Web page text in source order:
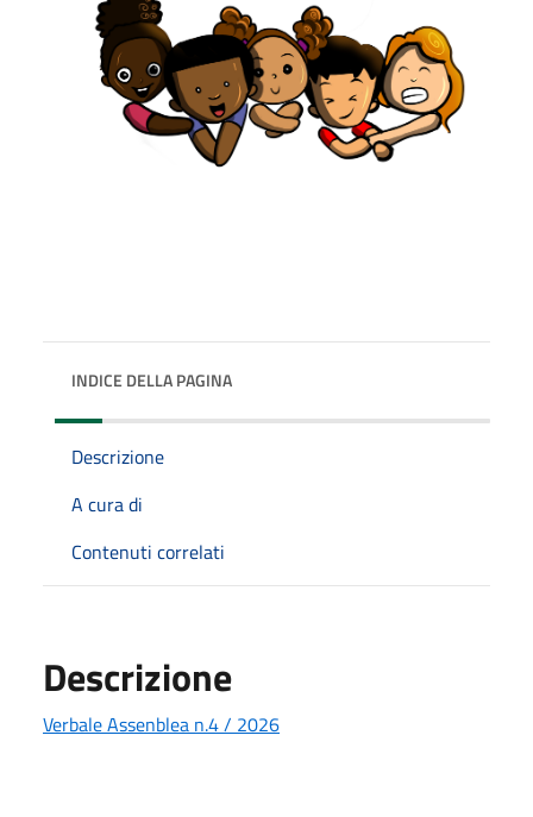
INDICE DELLA PAGINA
Descrizione
A cura di
Contenuti correlati
Descrizione
Verbale Assenblea n.4 / 2026